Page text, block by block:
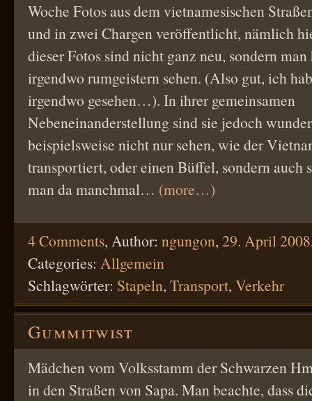
Woche Fotos aus dem vietnamesischen
und in zwei Chargen veröffentlicht, nämlich
dieser Fotos sind nicht ganz neu, sondern
irgendwo rumgeistern sehen. (Also gut, ich
irgendwo gesehen…). In ihrer gemeinsamen
Nebeneinanderstellung sind sie jedoch
beispielsweise nicht nur sehen, wie der
transportiert, oder einen Büffel, sondern auch
man da manchmal… (more…)
4 Comments, Author: ngungon, 29. April 2008
Categories: Allgemein
Schlagwörter: Stapeln, Transport, Verkehr
Gummitwist
Mädchen vom Volksstamm der Schwarzen
in den Straßen von Sapa. Man beachte, dass